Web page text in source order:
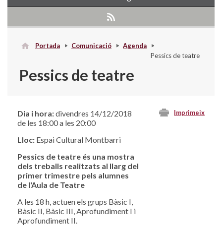
Portada Comunicació
Agenda
Pessics de teatre
Pessics de teatre
Imprimeix
Dia i hora:divendres 14/12/2018
de les 18:00 a les 20:00
Lloc: Espai Cultural Montbarri
Pessics de teatre és una mostra
dels treballs realitzats al llarg del
primer trimestre pels alumnes
de l'Aula de Teatre
A les 18 h, actuen els grups Bàsic I,
Bàsic II, Bàsic III, Aprofundiment I i
Aprofundiment II.